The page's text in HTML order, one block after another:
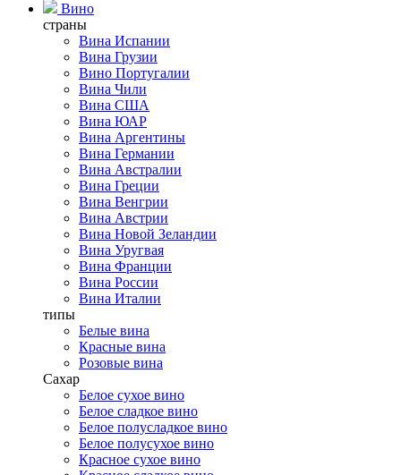
Вино
страны
Вина Испании
Вина Грузии
Вино Португалии
Вина Чили
Вина США
Вина ЮАР
Вина Аргентины
Вина Германии
Вина Австралии
Вина Греции
Вина Венгрии
Вина Австрии
Вина Новой Зеландии
Вина Уругвая
Вина Франции
Вина России
Вина Италии
типы
Белые вина
Красные вина
Розовые вина
Сахар
Белое сухое вино
Белое сладкое вино
Белое полусладкое вино
Белое полусухое вино
Красное сухое вино